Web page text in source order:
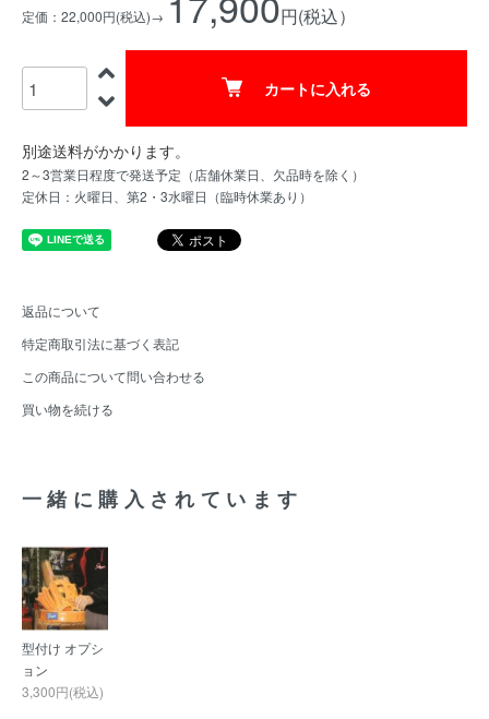
一緒に購入されています
型付け オプシ
ョン
3,300円(税込)
定価：22,000円(税込)→ 円(税込）
カートに入れる
別途送料がかかります。
2～3営業日程度で発送予定（店舗休業日、欠品時を除く）
定休日：火曜日、第2・3水曜日（臨時休業あり）
返品について
特定商取引法に基づく表記
この商品について問い合わせる
買い物を続ける